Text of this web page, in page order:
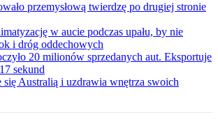
przemysłową twierdzę po drugiej stronie
w aucie podczas upału, by nie
i dróg oddechowych
20 milionów sprzedanych aut. Eksportuje
sekund
Australią i uzdrawia wnętrza swoich